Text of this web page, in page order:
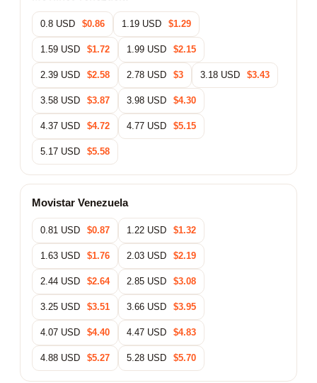
0.8 USD $0.86 1.19 USD $1.29
1.59 USD $1.72 1.99 USD $2.15
2.39 USD $2.58 2.78 USD $3 3.18 USD $3.43
3.58 USD $3.87 3.98 USD $4.30
4.37 USD $4.72 4.77 USD $5.15
5.17 USD $5.58
Movistar Venezuela
0.81 USD $0.87 1.22 USD $1.32
1.63 USD $1.76 2.03 USD $2.19
2.44 USD $2.64 2.85 USD $3.08
3.25 USD $3.51 3.66 USD $3.95
4.07 USD $4.40 4.47 USD $4.83
4.88 USD $5.27 5.28 USD $5.70